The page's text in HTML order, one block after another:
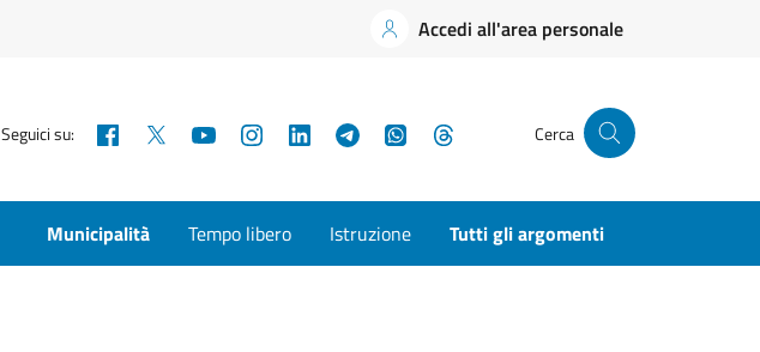
Accedi all'area personale
Seguici su: Facebook YouTubeInstagramLinkedInTelegramWhatsApp Cerca
Municipalità Tempo libero Istruzione Tutti gli argomenti